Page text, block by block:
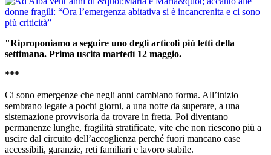
"Riproponiamo a seguire uno degli articoli più letti della
settimana. Prima uscita martedì 12 maggio.
***
Ci sono emergenze che negli anni cambiano forma. All’inizio
sembrano legate a pochi giorni, a una notte da superare, a una
sistemazione provvisoria da trovare in fretta. Poi diventano
permanenze lunghe, fragilità stratificate, vite che non riescono più a
uscire dal circuito dell’accoglienza perché fuori mancano case
accessibili, garanzie, reti familiari e lavoro stabile.